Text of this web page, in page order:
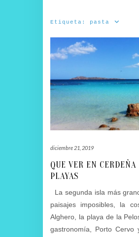
Etiqueta: pasta
diciembre 21, 2019
QUE VER EN
PLAYAS
La segunda isla más
paisajes imposibles, la
Alghero, la playa de la
gastronomía, Porto